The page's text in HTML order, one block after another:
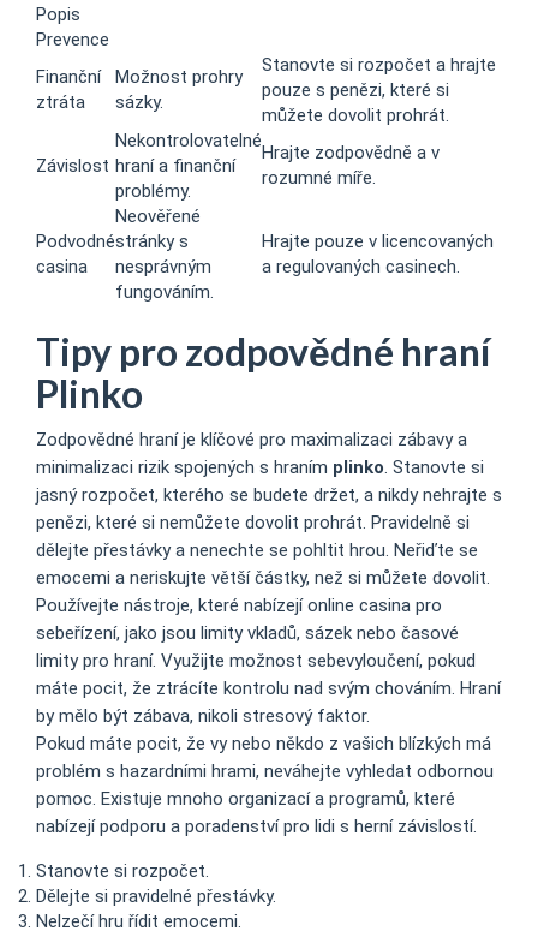
Popis
Prevence
Finanční
ztráta
Možnost prohry
sázky.
Stanovte si rozpočet a hrajte
pouze s penězi, které si
můžete dovolit prohrát.
Závislost
Nekontrolovatelné
hraní a finanční
problémy.
Hrajte zodpovědně a v
rozumné míře.
Podvodné
casina
Neověřené
stránky s
nesprávným
fungováním.
Hrajte pouze v licencovaných
a regulovaných casinech.
Tipy pro zodpovědné hraní
Plinko
Zodpovědné hraní je klíčové pro maximalizaci zábavy a
minimalizaci rizik spojených s hraním plinko. Stanovte si
jasný rozpočet, kterého se budete držet, a nikdy nehrajte s
penězi, které si nemůžete dovolit prohrát. Pravidelně si
dělejte přestávky a nenechte se pohltit hrou. Neřiďte se
emocemi a neriskujte větší částky, než si můžete dovolit.
Používejte nástroje, které nabízejí online casina pro
sebeřízení, jako jsou limity vkladů, sázek nebo časové
limity pro hraní. Využijte možnost sebevyloučení, pokud
máte pocit, že ztrácíte kontrolu nad svým chováním. Hraní
by mělo být zábava, nikoli stresový faktor.
Pokud máte pocit, že vy nebo někdo z vašich blízkých má
problém s hazardními hrami, neváhejte vyhledat odbornou
pomoc. Existuje mnoho organizací a programů, které
nabízejí podporu a poradenství pro lidi s herní závislostí.
Stanovte si rozpočet.
Dělejte si pravidelné přestávky.
Nelzečí hru řídit emocemi.